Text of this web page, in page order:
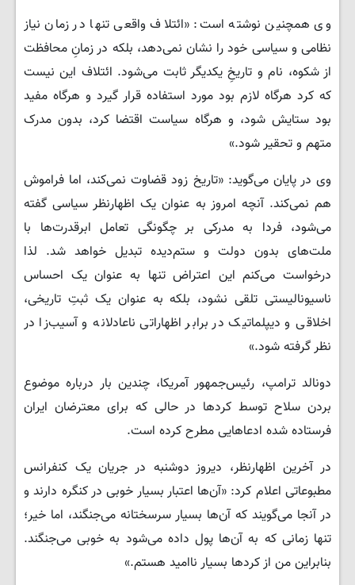
​وی همچنین نوشته است: «ائتلاف واقعی تنها در زمان نیاز
نظامی و سیاسی خود را نشان نمی‌دهد، بلکه در زمانِ محافظت
از شکوه، نام و تاریخِ یکدیگر ثابت می‌شود. ائتلاف این نیست
که کرد هرگاه لازم بود مورد استفاده قرار گیرد و هرگاه مفید
بود ستایش شود، و هرگاه سیاست اقتضا کرد، بدون مدرک
متهم و تحقیر شود.»
​وی در پایان می‌گوید: «تاریخ زود قضاوت نمی‌کند، اما فراموش
هم نمی‌کند. آنچه امروز به عنوان یک اظهارنظر سیاسی گفته
می‌شود، فردا به مدرکی بر چگونگی تعامل ابرقدرت‌ها با
ملت‌های بدون دولت و ستم‌دیده تبدیل خواهد شد. لذا
درخواست می‌کنم این اعتراض تنها به عنوان یک احساس
ناسیونالیستی تلقی نشود، بلکه به عنوان یک ثبتِ تاریخی،
اخلاقی و دیپلماتیک در برابر اظهاراتی ناعادلانه و آسیب‌زا در
نظر گرفته شود.»
​دونالد ترامپ، رئیس‌جمهور آمریکا، چندین بار درباره موضوع
بردن سلاح توسط کردها در حالی که برای معترضان ایران
فرستاده شده ادعاهایی مطرح کرده است.
در آخرین اظهارنظر، دیروز دوشنبه در جریان یک کنفرانس
مطبوعاتی اعلام کرد: «آن‌ها اعتبار بسیار خوبی در کنگره دارند و
در آنجا می‌گویند که آن‌ها بسیار سرسختانه می‌جنگند، اما خیر؛
تنها زمانی که به آن‌ها پول داده می‌شود به خوبی می‌جنگند.
بنابراین من از کردها بسیار ناامید هستم.»